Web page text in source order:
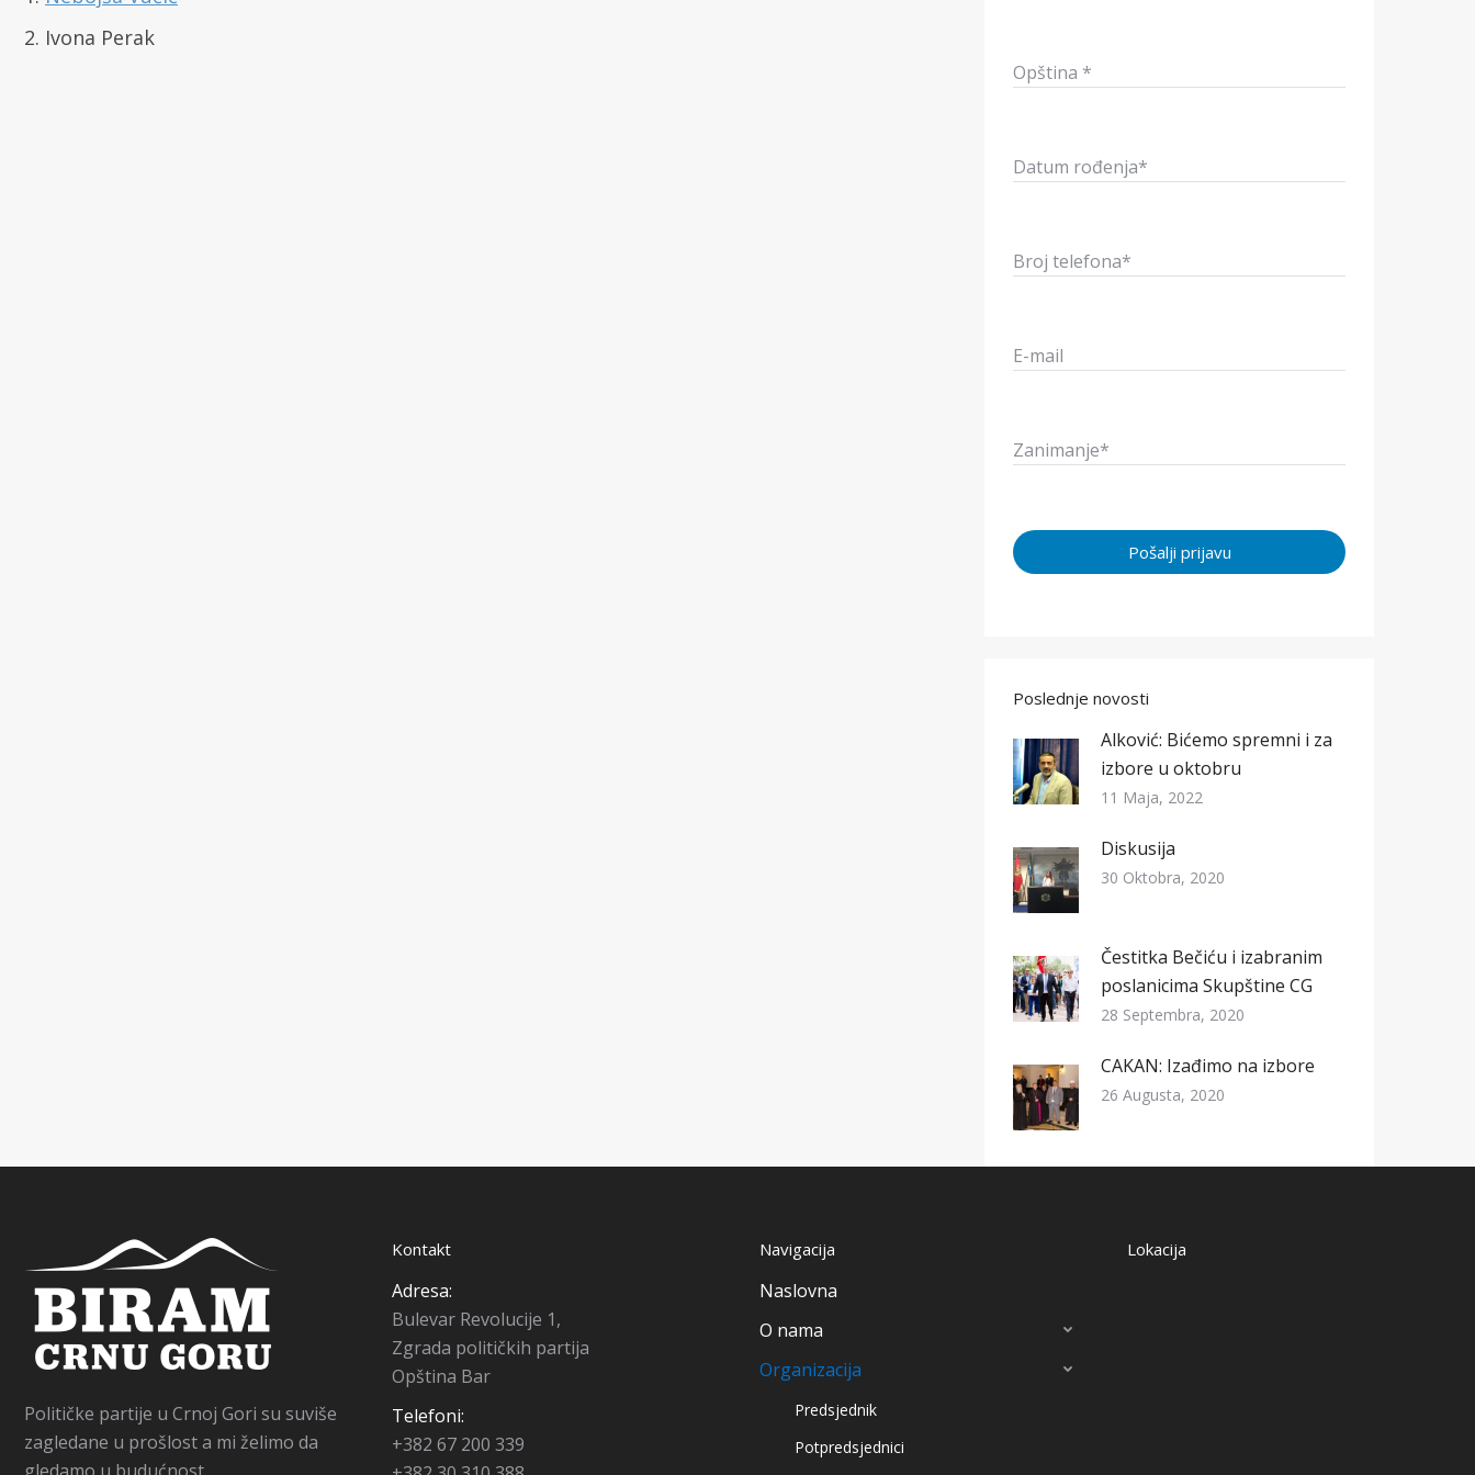
2. Ivona Perak
Opština *
Datum rođenja*
Broj telefona*
E-mail
Zanimanje*
Poslednje novosti
Alković: Bićemo spremni i za
izbore u oktobru
11 Maja, 2022
Diskusija
30 Oktobra, 2020
Čestitka Bečiću i izabranim
poslanicima Skupštine CG
28 Septembra, 2020
CAKAN: Izađimo na izbore
26 Augusta, 2020
Političke partije u Crnoj Gori su suviše
zagledane u prošlost a mi želimo da
Kontakt
Adresa:
Bulevar Revolucije 1,
Zgrada političkih partija
Opština Bar
Telefoni:
+382 67 200 339
Navigacija
Naslovna
O nama
Organizacija
Predsjednik
Potpredsjednici
Lokacija